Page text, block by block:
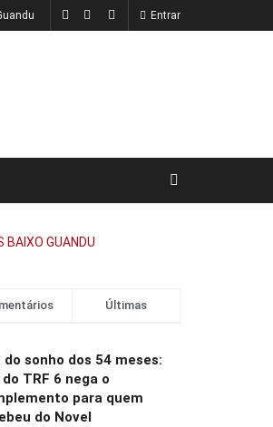
Entrar
Últimas
do sonho dos 54 meses:
TRF 6 nega o
para quem
do Novel